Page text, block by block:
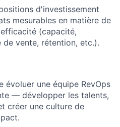
d'investissement
mesurables en matière de
(capacité,
vente, rétention, etc.).
évoluer une équipe RevOps
— développer les talents,
créer une culture de